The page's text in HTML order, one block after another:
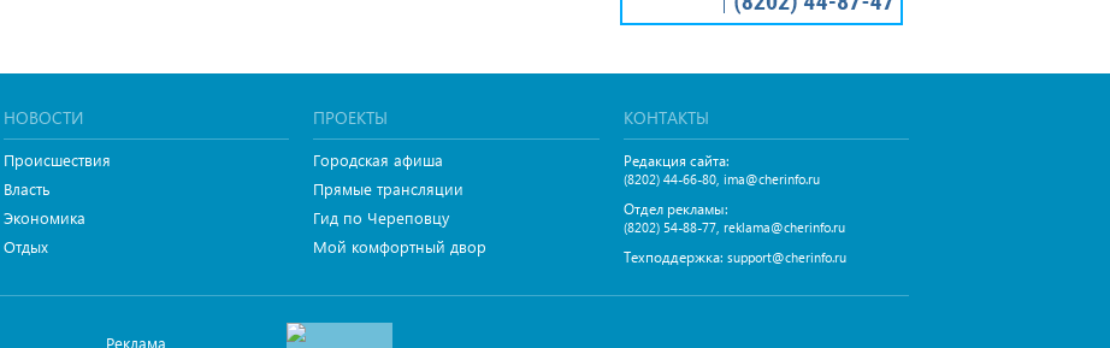
НОВОСТИ
Происшествия
Власть
Экономика
Отдых
ПРОЕКТЫ
Городская афиша
Прямые трансляции
Гид по Череповцу
Мой комфортный двор
КОНТАКТЫ
Редакция сайта:
(8202) 44-66-80, ima@cherinfo.ru
Отдел рекламы:
(8202) 54-88-77, reklama@cherinfo.ru
Техподдержка: support@cherinfo.ru
Реклама